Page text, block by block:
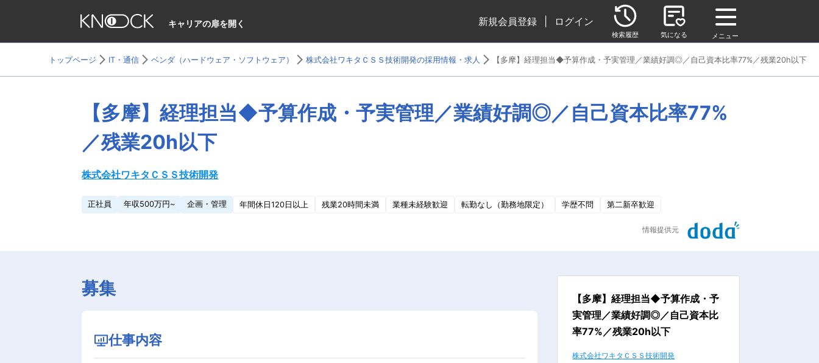
キャリアの扉を開く 新規会員登録 ログイン
検索履歴 気になる メニュー
トップページ IT・通信 ベンダ（ハードウェア・ソフトウェア） 株式会社ワキタＣＳＳ技術開発の採用情報・求人 【多摩】経理担当◆予算作成・予実管理／業績好調◎／自己資本比率77%／残業20h以下
【多摩】経理担当◆予算作成・予実管理／業績好調◎／自己資本比率77%
／残業20h以下
株式会社ワキタＣＳＳ技術開発
正社員 年収500万円~ 企画・管理 年間休日120日以上 残業20時間未満 業種未経験歓迎 転勤なし（勤務地限定） 学歴不問 第二新卒歓迎
情報提供元
募集
仕事内容
【多摩】経理担当◆予算作成・予
実管理／業績好調◎／自己資本比
率77%／残業20h以下
株式会社ワキタＣＳＳ技術開発